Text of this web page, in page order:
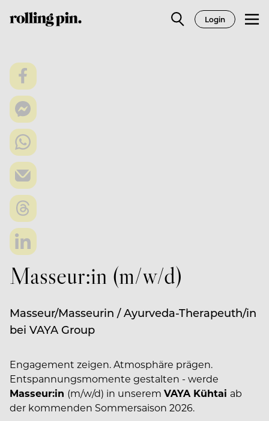
Login
Masseur:in (m/w/d)
Masseur/Masseurin / Ayurveda-Therapeuth/in
bei VAYA Group
Engagement zeigen. Atmosphäre prägen.
Entspannungsmomente gestalten - werde
Masseur:in (m/w/d) in unserem VAYA Kühtai ab
der kommenden Sommersaison 2026.